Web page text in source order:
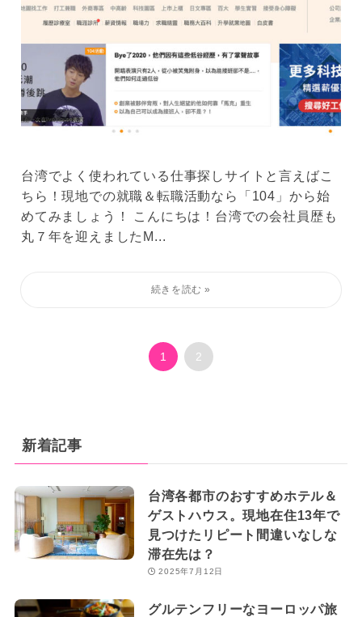
台湾でよく使われている仕事探しサイトと言えばこ
ちら！現地での就職＆転職活動なら「104」から始
めてみましょう！ こんにちは！台湾での会社員歴も
丸７年を迎えましたM...
1 2
新着記事
台湾各都市のおすすめホテル＆
ゲストハウス。現地在住13年で
見つけたリピート間違いなしな
滞在先は？
2025年7月12日
グルテンフリーなヨーロッパ旅